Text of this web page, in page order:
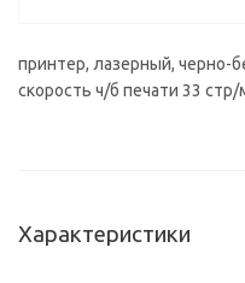
принтер, лазерный, черно-
скорость ч/б печати 33
Характеристики